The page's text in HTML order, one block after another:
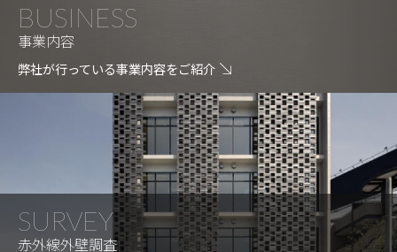
BUSINESS
事業内容
弊社が行っている事業内容をご紹介
SURVEY
赤外線外壁調査